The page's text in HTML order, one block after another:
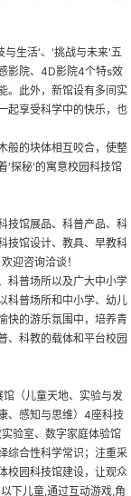
与生活'、'挑战与未来'五
影院、4D影院4个特s效
。此外，新馆设有多间实
起享受科学中的快乐，也
般的块体相互咬合，使整
'探秘'的寓意校园科技馆
技馆展品、科普产品、科
技馆设计、教具、早教科
迎咨询洽谈！
科普场所以及广大中小学
科普场所和中小学、幼儿
快的游乐氛围中，培养青
、科教的载体和平台校园
（儿童天地、实验与发
、感知与思维）4座科技
验室、数字家庭体验馆
综合性科学常识；注重采
校园科技馆建设，让观众
下儿童,通过互动游戏,角